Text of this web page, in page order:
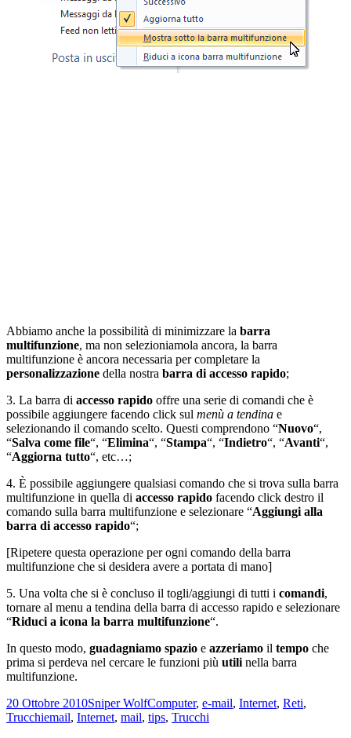
Abbiamo anche la possibilità di minimizzare la barra
multifunzione, ma non selezioniamola ancora, la barra
multifunzione è ancora necessaria per completare la
personalizzazione della nostra barra di accesso rapido;
3. La barra di accesso rapido offre una serie di comandi che è
possibile aggiungere facendo click sul menù a tendina e
selezionando il comando scelto. Questi comprendono “Nuovo“,
“Salva come file“, “Elimina“, “Stampa“, “Indietro“, “Avanti“,
“Aggiorna tutto“, etc…;
4. È possibile aggiungere qualsiasi comando che si trova sulla barra
multifunzione in quella di accesso rapido facendo click destro il
comando sulla barra multifunzione e selezionare “Aggiungi alla
barra di accesso rapido“;
[Ripetere questa operazione per ogni comando della barra
multifunzione che si desidera avere a portata di mano]
5. Una volta che si è concluso il togli/aggiungi di tutti i comandi,
tornare al menu a tendina della barra di accesso rapido e selezionare
“Riduci a icona la barra multifunzione“.
In questo modo, guadagniamo spazio e azzeriamo il tempo che
prima si perdeva nel cercare le funzioni più utili nella barra
multifunzione.
Scritto
il
20 Ottobre 2010Autore
Sniper WolfCategorie
Computer, e-mail, Internet, Reti,
TrucchiTag
email, Internet, mail, tips, Trucchi